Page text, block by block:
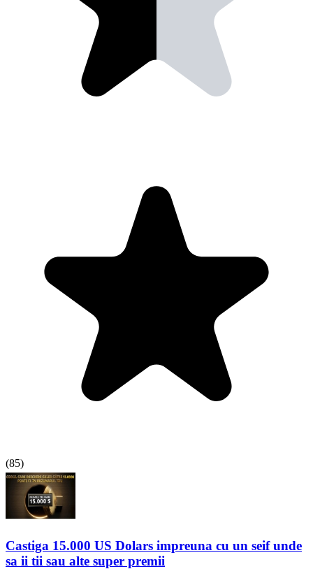
(85)
Castiga 15.000 US Dolars impreuna cu un seif unde
sa ii tii sau alte super premii